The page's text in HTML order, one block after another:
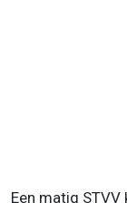
Een matig